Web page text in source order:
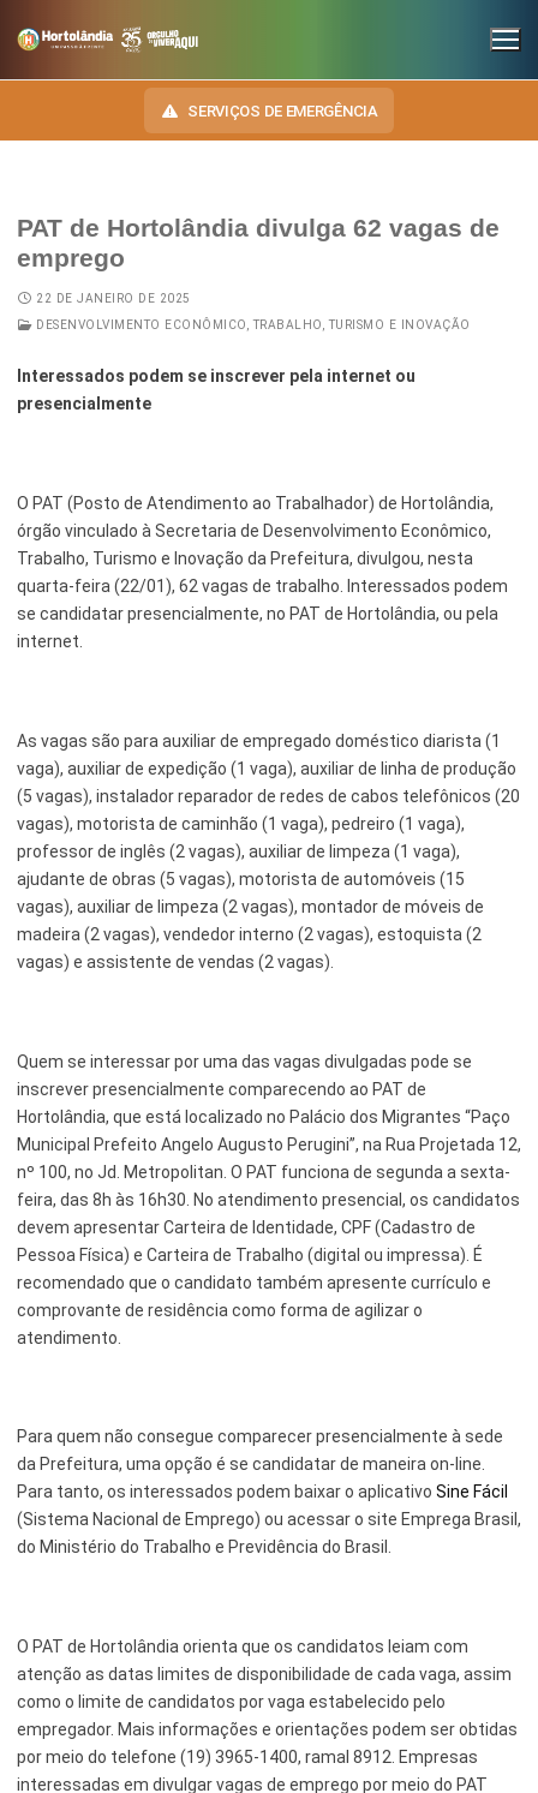
SERVIÇOS DE EMERGÊNCIA
INSTITUCIONAL
SECRETARIAS
Administração e Gestão de Pessoal
Assuntos Jurídicos
Educação, Ciência e Tecnologia
Esporte e Lazer
Finanças
Inclusão e Desenvolvimento Social
Meio Ambiente, Desenvolvimento Sustentável e Assuntos
Climáticos
Mobilidade Urbana
Obras
Segurança Pública
Serviços Urbanos
Tecnologia e Inovação
HINO, BRASÃO E BANDEIRA
Telefones Úteis
Notícias Anteriores a 2024
TRANSPARÊNCIA
OUVIDORIA
LEIS MUNICIPAIS
PAT de Hortolândia divulga 62 vagas de
emprego
22 DE JANEIRO DE 2025
DESENVOLVIMENTO ECONÔMICO, TRABALHO, TURISMO E INOVAÇÃO
Interessados podem se inscrever pela internet ou
presencialmente
O PAT (Posto de Atendimento ao Trabalhador) de Hortolândia,
órgão vinculado à Secretaria de Desenvolvimento Econômico,
Trabalho, Turismo e Inovação da Prefeitura, divulgou, nesta
quarta-feira (22/01), 62 vagas de trabalho. Interessados podem
se candidatar presencialmente, no PAT de Hortolândia, ou pela
internet.
As vagas são para auxiliar de empregado doméstico diarista (1
vaga), auxiliar de expedição (1 vaga), auxiliar de linha de produção
(5 vagas), instalador reparador de redes de cabos telefônicos (20
vagas), motorista de caminhão (1 vaga), pedreiro (1 vaga),
professor de inglês (2 vagas), auxiliar de limpeza (1 vaga),
ajudante de obras (5 vagas), motorista de automóveis (15
vagas), auxiliar de limpeza (2 vagas), montador de móveis de
madeira (2 vagas), vendedor interno (2 vagas), estoquista (2
vagas) e assistente de vendas (2 vagas).
Quem se interessar por uma das vagas divulgadas pode se
inscrever presencialmente comparecendo ao PAT de
Hortolândia, que está localizado no Palácio dos Migrantes “Paço
Municipal Prefeito Angelo Augusto Perugini”, na Rua Projetada 12,
nº 100, no Jd. Metropolitan. O PAT funciona de segunda a sexta-
feira, das 8h às 16h30. No atendimento presencial, os candidatos
devem apresentar Carteira de Identidade, CPF (Cadastro de
Pessoa Física) e Carteira de Trabalho (digital ou impressa). É
recomendado que o candidato também apresente currículo e
comprovante de residência como forma de agilizar o
atendimento.
Para quem não consegue comparecer presencialmente à sede
da Prefeitura, uma opção é se candidatar de maneira on-line.
Para tanto, os interessados podem baixar o aplicativo Sine Fácil
(Sistema Nacional de Emprego) ou acessar o site Emprega Brasil,
do Ministério do Trabalho e Previdência do Brasil.
O PAT de Hortolândia orienta que os candidatos leiam com
atenção as datas limites de disponibilidade de cada vaga, assim
como o limite de candidatos por vaga estabelecido pelo
empregador. Mais informações e orientações podem ser obtidas
por meio do telefone (19) 3965-1400, ramal 8912. Empresas
interessadas em divulgar vagas de emprego por meio do PAT